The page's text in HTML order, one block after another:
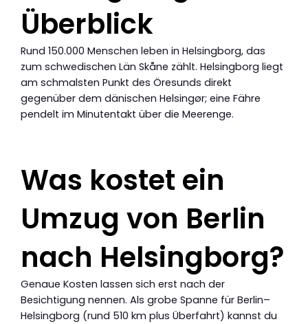
Überblick
Rund 150.000 Menschen leben in Helsingborg, das
zum schwedischen Län Skåne zählt. Helsingborg liegt
am schmalsten Punkt des Öresunds direkt
gegenüber dem dänischen Helsingør; eine Fähre
pendelt im Minutentakt über die Meerenge.
Was kostet ein
Umzug von Berlin
nach Helsingborg?
Genaue Kosten lassen sich erst nach der
Besichtigung nennen. Als grobe Spanne für Berlin–
Helsingborg (rund 510 km plus Überfahrt) kannst du